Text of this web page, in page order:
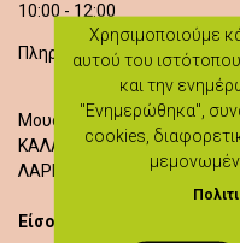
10:00 - 12:00
Πληροφορίες: 94001870
Μουσείο Καλαβασού
ΚΑΛΑΒΑΣΟΣ
ΛΑΡΝΑΚΑ
Είσοδος δωρεάν
Χρησιμοποιούμε
αυτού του
και την
"Ενημερώθηκα",
cookies,